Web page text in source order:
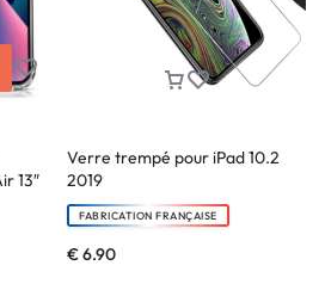
13″
Verre trempé pour iPad 10.2
2019
FABRICATION FRANÇAISE
€6.90